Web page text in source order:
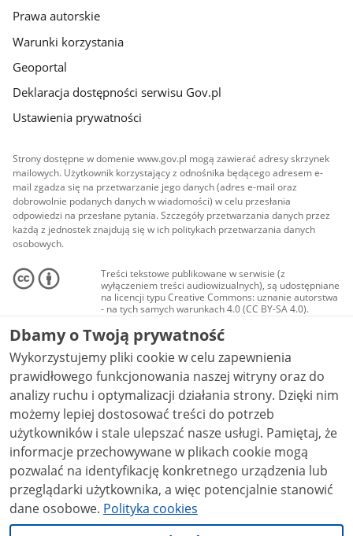
Prawa autorskie
Warunki korzystania
Geoportal
Deklaracja dostępności serwisu Gov.pl
Ustawienia prywatności
Strony dostępne w domenie www.gov.pl mogą zawierać adresy skrzynek
mailowych. Użytkownik korzystający z odnośnika będącego adresem e-
mail zgadza się na przetwarzanie jego danych (adres e-mail oraz
dobrowolnie podanych danych w wiadomości) w celu przesłania
odpowiedzi na przesłane pytania. Szczegóły przetwarzania danych przez
każdą z jednostek znajdują się w ich politykach przetwarzania danych
osobowych.
Treści tekstowe publikowane w serwisie (z
wyłączeniem treści audiowizualnych), są udostępniane
na licencji typu Creative Commons: uznanie autorstwa
- na tych samych warunkach 4.0 (CC BY-SA 4.0).
Materiały audiowizualne, w tym zdjęcia, materiały
audio i wideo, są udostępniane na licencji typu
Creative Commons: uznanie autorstwa użycie
niekomercyjne - bez utworów zależnych 4.0 (CC BY-
NC-ND 4.0), o ile nie jest to stwierdzone inaczej.
Dbamy o Twoją prywatność
Wykorzystujemy pliki cookie w celu zapewnienia
prawidłowego funkcjonowania naszej witryny oraz do
analizy ruchu i optymalizacji działania strony. Dzięki nim
możemy lepiej dostosować treści do potrzeb
użytkowników i stale ulepszać nasze usługi. Pamiętaj, że
informacje przechowywane w plikach cookie mogą
pozwalać na identyfikację konkretnego urządzenia lub
przeglądarki użytkownika, a więc potencjalnie stanowić
dane osobowe. Polityka cookies